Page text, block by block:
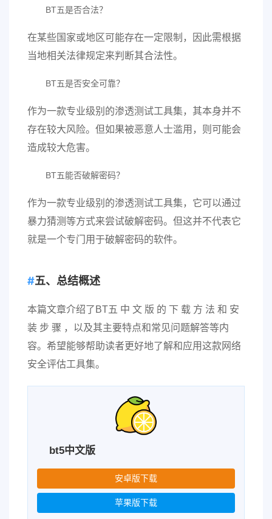
BT五是否合法？
在某些国家或地区可能存在一定限制，因此需根据
当地相关法律规定来判断其合法性。
BT五是否安全可靠？
作为一款专业级别的渗透测试工具集，其本身并不
存在较大风险。但如果被恶意人士滥用，则可能会
造成较大危害。
BT五能否破解密码？
作为一款专业级别的渗透测试工具集，它可以通过
暴力猜测等方式来尝试破解密码。但这并不代表它
就是一个专门用于破解密码的软件。
五、总结概述
本篇文章介绍了BT五 中 文 版 的 下 载 方 法 和 安
装 步 骤 ，以及其主要特点和常见问题解答等内
容。希望能够帮助读者更好地了解和应用这款网络
安全评估工具集。
bt5中文版
安卓版下载
苹果版下载